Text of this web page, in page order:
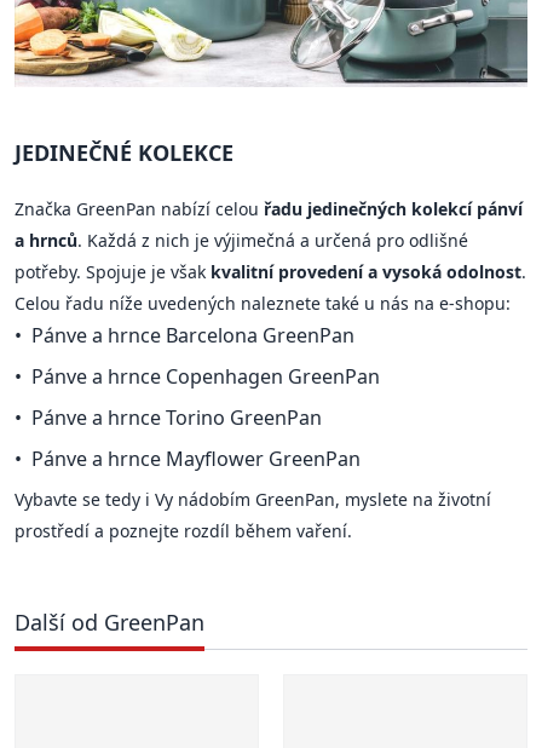
JEDINEČNÉ KOLEKCE
Značka GreenPan nabízí celou řadu jedinečných kolekcí pánví
a hrnců. Každá z nich je výjimečná a určená pro odlišné
potřeby. Spojuje je však kvalitní provedení a vysoká odolnost.
Celou řadu níže uvedených naleznete také u nás na e-shopu:
Pánve a hrnce Barcelona GreenPan
Pánve a hrnce Copenhagen GreenPan
Pánve a hrnce Torino GreenPan
Pánve a hrnce Mayflower GreenPan
Vybavte se tedy i Vy nádobím GreenPan, myslete na životní
prostředí a poznejte rozdíl během vaření.
Další od GreenPan